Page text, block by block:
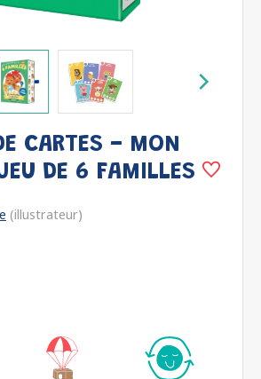
CARTES - MON
DE 6 FAMILLES
(illustrateur)